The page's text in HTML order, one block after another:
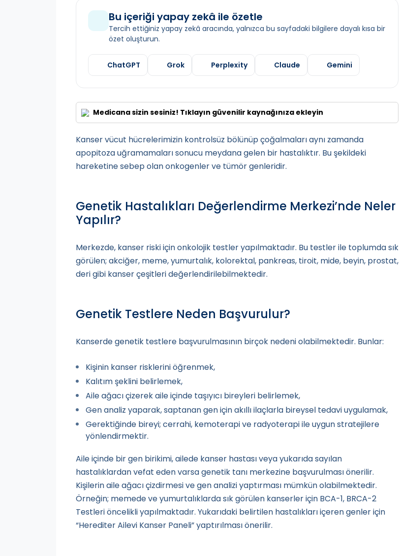
Bu içeriği yapay zekâ ile özetle
Tercih ettiğiniz yapay zekâ aracında, yalnızca bu sayfadaki bilgilere dayalı kısa bir
özet oluşturun.
ChatGPT Grok Perplexity Claude Gemini
Medicana sizin sesiniz! Tıklayın güvenilir kaynağınıza ekleyin
Kanser vücut hücrelerimizin kontrolsüz bölünüp çoğalmaları aynı zamanda
apopitoza uğramamaları sonucu meydana gelen bir hastalıktır. Bu şekildeki
hareketine sebep olan onkogenler ve tümör genleridir.
Genetik Hastalıkları Değerlendirme Merkezi’nde Neler
Yapılır?
Merkezde, kanser riski için onkolojik testler yapılmaktadır. Bu testler ile toplumda sık
görülen; akciğer, meme, yumurtalık, kolorektal, pankreas, tiroit, mide, beyin, prostat,
deri gibi kanser çeşitleri değerlendirilebilmektedir.
Genetik Testlere Neden Başvurulur?
Kanserde genetik testlere başvurulmasının birçok nedeni olabilmektedir. Bunlar:
Kişinin kanser risklerini öğrenmek,
Kalıtım şeklini belirlemek,
Aile ağacı çizerek aile içinde taşıyıcı bireyleri belirlemek,
Gen analiz yaparak, saptanan gen için akıllı ilaçlarla bireysel tedavi uygulamak,
Gerektiğinde bireyi; cerrahi, kemoterapi ve radyoterapi ile uygun stratejilere
yönlendirmektir.
Aile içinde bir gen birikimi, ailede kanser hastası veya yukarıda sayılan
hastalıklardan vefat eden varsa genetik tanı merkezine başvurulması önerilir.
Kişilerin aile ağacı çizdirmesi ve gen analizi yaptırması mümkün olabilmektedir.
Örneğin; memede ve yumurtalıklarda sık görülen kanserler için BCA-1, BRCA-2
Testleri öncelikli yapılmaktadır. Yukarıdaki belirtilen hastalıkları içeren genler için
“Herediter Ailevi Kanser Paneli” yaptırılması önerilir.